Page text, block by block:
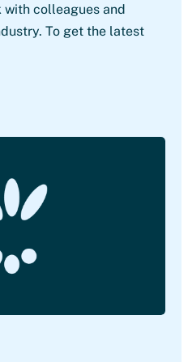
with colleagues and
To get the latest